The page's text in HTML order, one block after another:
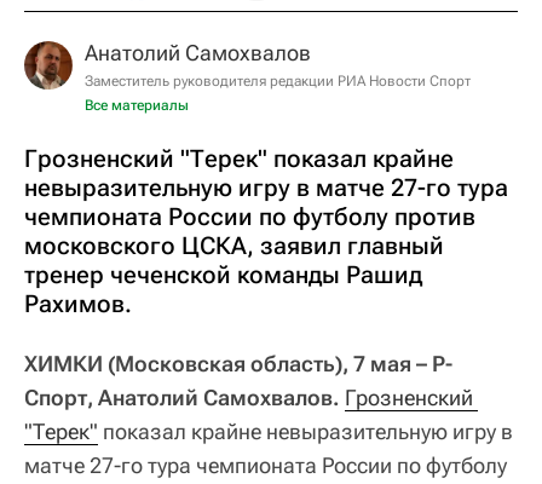
Анатолий Самохвалов
Заместитель руководителя редакции РИА Новости Спорт
Все материалы
Грозненский "Терек" показал крайне
невыразительную игру в матче 27-го тура
чемпионата России по футболу против
московского ЦСКА, заявил главный
тренер чеченской команды Рашид
Рахимов.
ХИМКИ (Московская область), 7 мая – Р-
Спорт, Анатолий Самохвалов. Грозненский
"Терек" показал крайне невыразительную игру в
матче 27-го тура чемпионата России по футболу